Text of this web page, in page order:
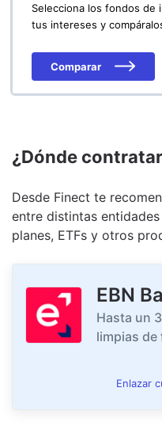
Selecciona los fondos de
tus intereses y
Comparar
¿Dónde
Desde Finect te
entre distintas
planes, ETFs y otros
EBN
Hasta un
limpias de
Enlazar